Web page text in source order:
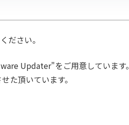
ださい。
Updater"をご用意しています。
頂いています。